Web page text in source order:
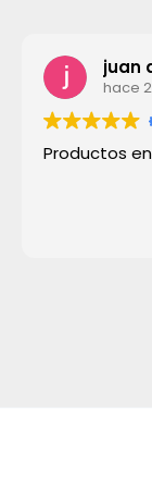
juan
hace
Productos